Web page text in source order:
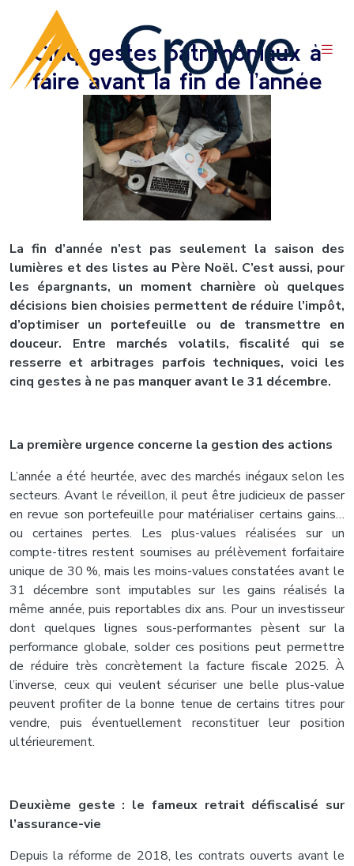
Cinq gestes patrimoniaux à
faire avant la fin de l’année
La fin d’année n’est pas seulement la saison des
lumières et des listes au Père Noël. C’est aussi, pour
les épargnants, un moment charnière où quelques
décisions bien choisies permettent de réduire l’impôt,
d’optimiser un portefeuille ou de transmettre en
douceur. Entre marchés volatils, fiscalité qui se
resserre et arbitrages parfois techniques, voici les
cinq gestes à ne pas manquer avant le 31 décembre.
La première urgence concerne la gestion des actions
L’année a été heurtée, avec des marchés inégaux selon les
secteurs. Avant le réveillon, il peut être judicieux de passer
en revue son portefeuille pour matérialiser certains gains…
ou certaines pertes. Les plus-values réalisées sur un
compte-titres restent soumises au prélèvement forfaitaire
unique de 30 %, mais les moins-values constatées avant le
31 décembre sont imputables sur les gains réalisés la
même année, puis reportables dix ans. Pour un investisseur
dont quelques lignes sous-performantes pèsent sur la
performance globale, solder ces positions peut permettre
de réduire très concrètement la facture fiscale 2025. À
l’inverse, ceux qui veulent sécuriser une belle plus-value
peuvent profiter de la bonne tenue de certains titres pour
vendre, puis éventuellement reconstituer leur position
ultérieurement.
Deuxième geste : le fameux retrait défiscalisé sur
l’assurance-vie
Depuis la réforme de 2018, les contrats ouverts avant le